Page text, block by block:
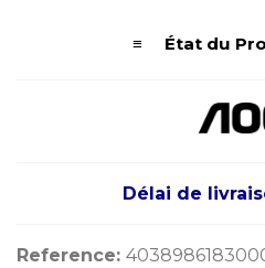
≡ État du
Délai de
Reference: